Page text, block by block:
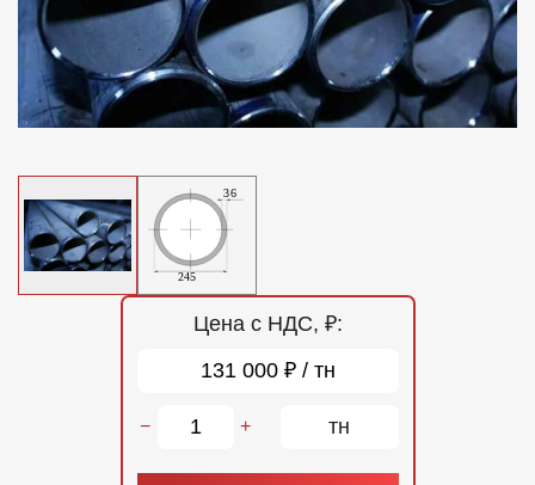
Цена с НДС, ₽:
131 000 ₽ / тн
− + тн